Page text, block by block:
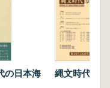
の日本海
縄文時代 第